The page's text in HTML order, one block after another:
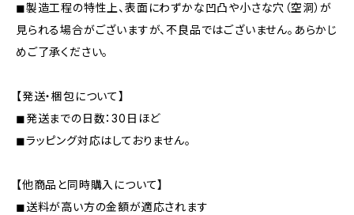
◼︎製造工程の特性上、表面にわずかな凹凸や小さな穴（空洞）が
見られる場合がございますが、不良品ではございません。あらかじ
めご了承ください。
【発送・梱包について】
◼︎発送までの日数：30日ほど
◼︎ラッピング対応はしておりません。
【他商品と同時購入について】
◼︎送料が高い方の金額が適応されます